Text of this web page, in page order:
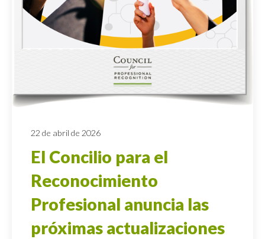
22 de abril de 2026
El Concilio para el
Reconocimiento
Profesional anuncia las
próximas actualizaciones